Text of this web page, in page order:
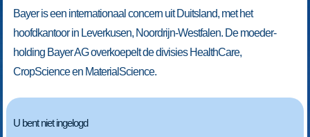
Bayer is een internationaal concern uit Duitsland, met het
hoofdkantoor in Leverkusen, Noordrijn-Westfalen. De moeder-
holding Bayer AG overkoepelt de divisies HealthCare,
CropScience en MaterialScience.
U bent niet ingelogd